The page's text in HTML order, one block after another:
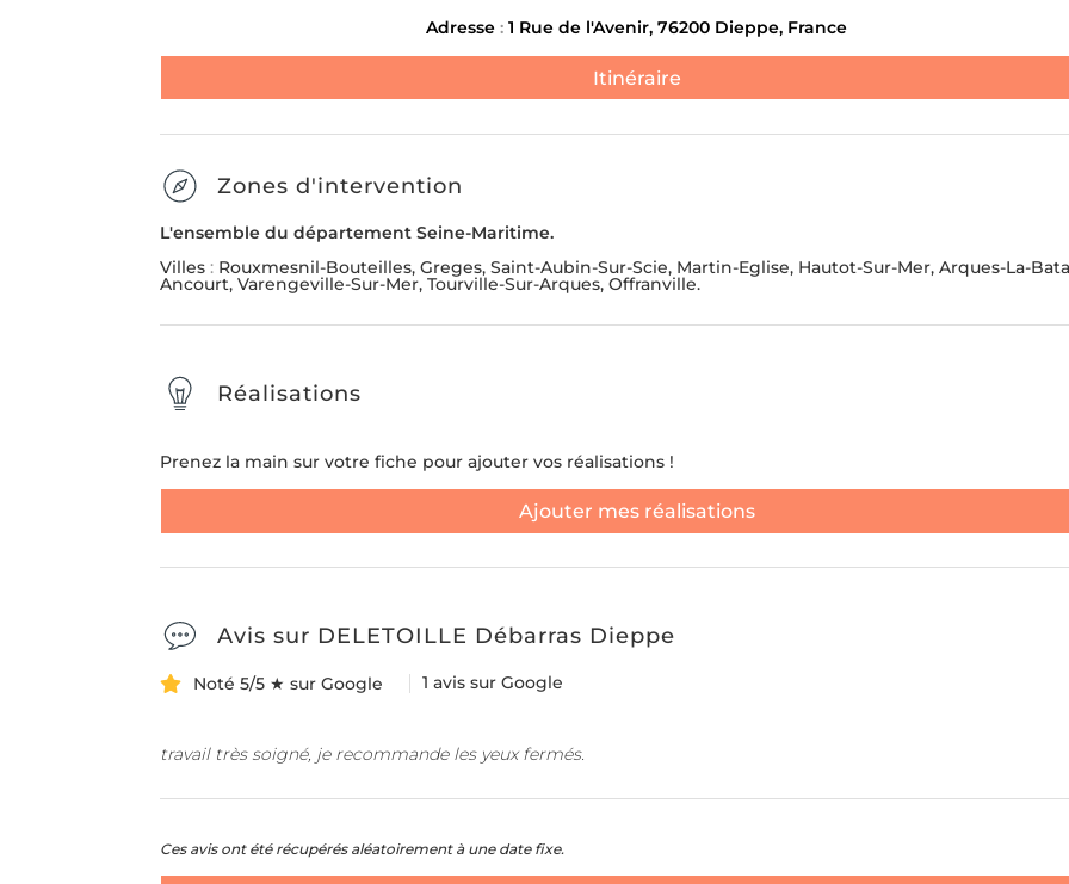
Adresse :1 Rue de l'Avenir, 76200 Dieppe, France
Itinéraire
Zones d'intervention
L'ensemble du département Seine-Maritime.
Villes : Rouxmesnil-Bouteilles, Greges, Saint-Aubin-Sur-Scie, Martin-Eglise, Hautot-Sur-Mer, Arques-La-
Ancourt, Varengeville-Sur-Mer, Tourville-Sur-Arques, Offranville.
Réalisations
Prenez la main sur votre fiche pour ajouter vos réalisations !
Ajouter mes réalisations
Avis sur DELETOILLE Débarras Dieppe
Noté 5/5 ★ sur Google 1 avis sur Google
travail très soigné, je recommande les yeux fermés.
Ces avis ont été récupérés aléatoirement à une date fixe.
SUIVANT
Envoyer la demande